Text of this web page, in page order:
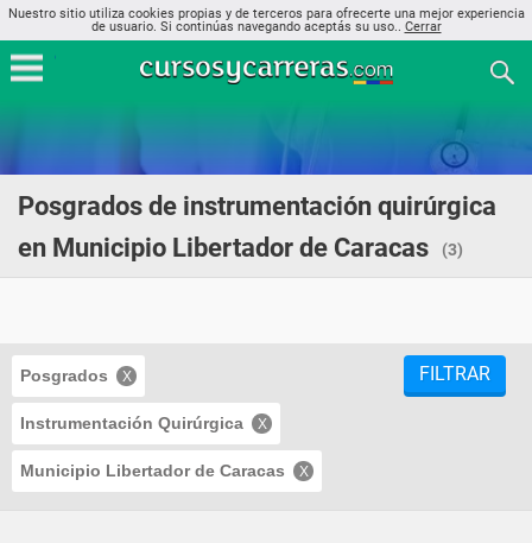
Nuestro sitio utiliza cookies propias y de terceros para ofrecerte una mejor experiencia
de usuario. Si continúas navegando aceptás su uso.. Cerrar
Posgrados de instrumentación quirúrgica
en Municipio Libertador de Caracas
(3)
Posgrados
Instrumentación Quirúrgica
Municipio Libertador de Caracas
FILTRAR